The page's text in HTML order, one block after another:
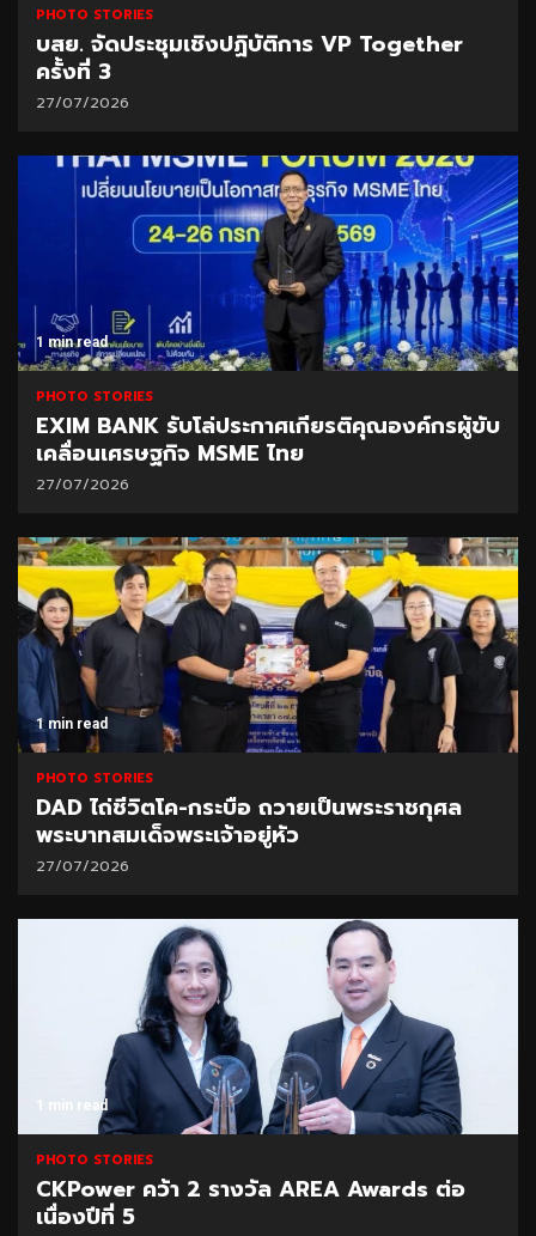
PHOTO STORIES
บสย. จัดประชุมเชิงปฏิบัติการ VP Together
ครั้งที่ 3
27/07/2026
1 min read
PHOTO STORIES
EXIM BANK รับโล่ประกาศเกียรติคุณองค์กรผู้ขับ
เคลื่อนเศรษฐกิจ MSME ไทย
27/07/2026
1 min read
PHOTO STORIES
DAD ไถ่ชีวิตโค-กระบือ ถวายเป็นพระราชกุศล
พระบาทสมเด็จพระเจ้าอยู่หัว
27/07/2026
1 min read
PHOTO STORIES
CKPower คว้า 2 รางวัล AREA Awards ต่อ
เนื่องปีที่ 5